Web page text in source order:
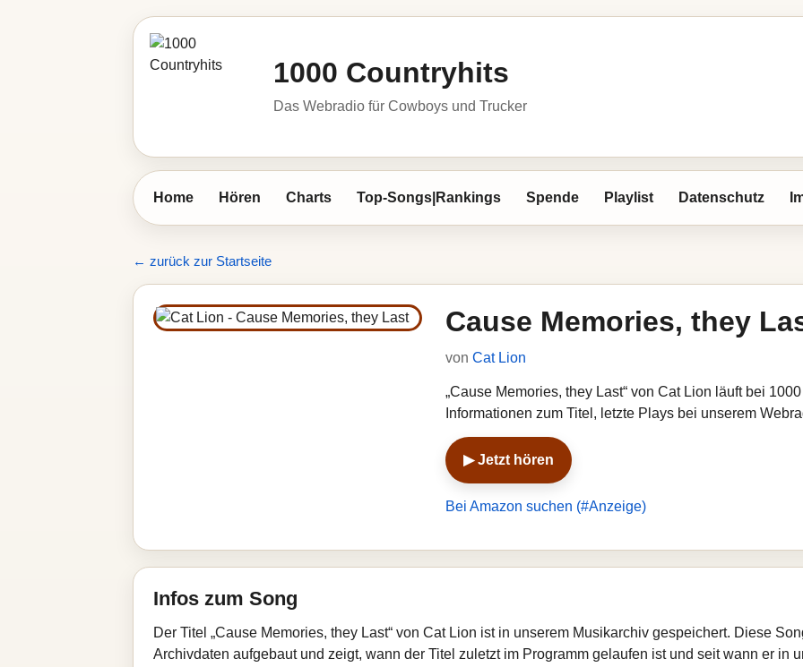
1000 Countryhits
Das Webradio für Cowboys und Trucker
Home Hören Charts Top-Songs|Rankings Spende Playlist Datenschutz
← zurück zur Startseite
Cause Memories, they
von Cat Lion
„Cause Memories, they Last“ von Cat Lion läuft bei
Informationen zum Titel, letzte Plays bei unserem
▶ Jetzt hören
Bei Amazon suchen (#Anzeige)
Infos zum Song
Der Titel „Cause Memories, they Last“ von Cat Lion ist in unserem Musikarchiv gespeichert. Diese
Archivdaten aufgebaut und zeigt, wann der Titel zuletzt im Programm gelaufen ist und seit wann er in